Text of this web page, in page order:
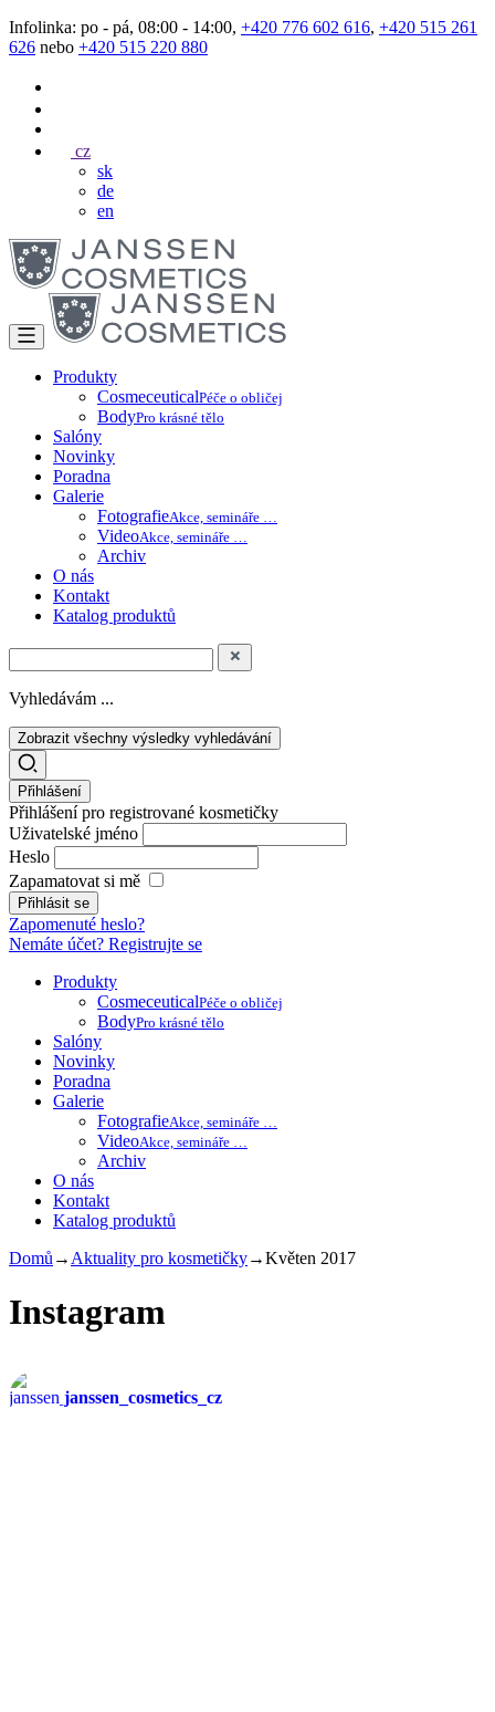
Infolinka: po - pá, 08:00 - 14:00, +420 776 602 616, +420 515 261
626 nebo +420 515 220 880
cz
sk
de
en
Produkty
CosmeceuticalPéče o obličej
BodyPro krásné tělo
Salóny
Novinky
Poradna
Galerie
FotografieAkce, semináře …
VideoAkce, semináře …
Archiv
O nás
Kontakt
Katalog produktů
Vyhledávám ...
Zobrazit všechny výsledky vyhledávání
Přihlášení
Přihlášení pro registrované kosmetičky
Uživatelské jméno
Heslo
Zapamatovat si mě
Zapomenuté heslo?
Nemáte účet? Registrujte se
Produkty
CosmeceuticalPéče o obličej
BodyPro krásné tělo
Salóny
Novinky
Poradna
Galerie
FotografieAkce, semináře …
VideoAkce, semináře …
Archiv
O nás
Kontakt
Katalog produktů
Domů → Aktuality pro kosmetičky→Květen 2017
Instagram
janssen_cosmetics_cz